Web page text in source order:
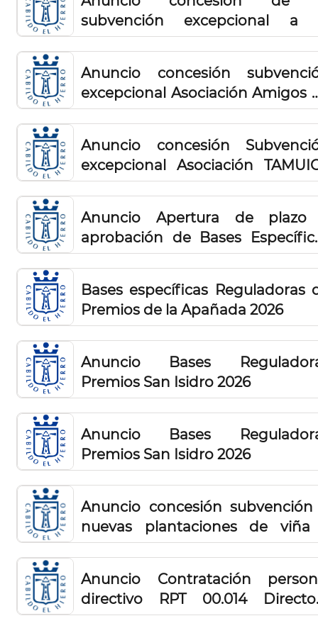
2026
subvención excepcional a
Sociedad Cooperativa del
Anuncio concesión
excepcional Asociación Amigos
Los Animales El Juaclo 2026
Anuncio concesión
excepcional Asociación
2026
Anuncio Apertura de plazo
aprobación de Bases
Reguladoras para la ayuda a
isla de El Hierro 2026
Bases específicas Reguladoras
Premios de la Apañada 2026
Anuncio Bases Reguladoras
Premios San Isidro 2026
Anuncio Bases Reguladoras
Premios San Isidro 2026
Anuncio concesión
nuevas plantaciones de
recuperación del
2023. (2º resolución)
Anuncio Contratación
directivo RPT 00.014
Insular del Área del Medio